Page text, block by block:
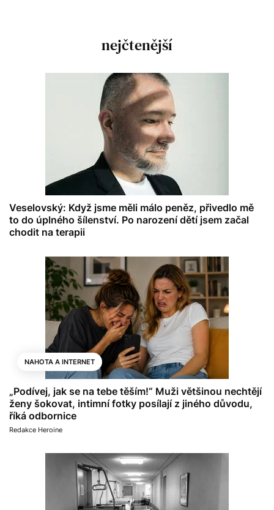
nejčtenější
Veselovský: Když jsme měli málo peněz, přivedlo mě
to do úplného šílenství. Po narození dětí jsem začal
chodit na terapii
NAHOTA A INTERNET
„Podívej, jak se na tebe těším!“ Muži většinou nechtějí
ženy šokovat, intimní fotky posílají z jiného důvodu,
říká odbornice
Redakce Heroine